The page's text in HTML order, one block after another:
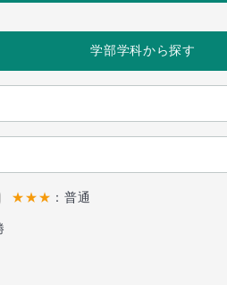
学部学科から探す
★★★ ：普通